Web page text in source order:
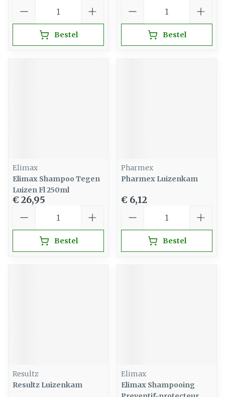
Bestel Bestel
Elimax
Elimax Shampoo Tegen
Luizen Fl 250ml
€ 26,95
Bestel
Pharmex
Pharmex Luizenkam
€ 6,12
Bestel
Resultz
Resultz Luizenkam
Elimax
Elimax Shampooing